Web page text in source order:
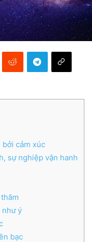
bởi cảm xúc
sự nghiệp vận hanh
như ý
bạc